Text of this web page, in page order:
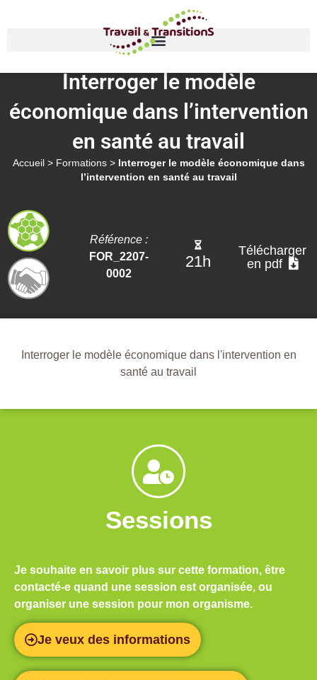
Interroger le modèle
économique dans l’intervention
en santé au travail
Accueil > Formations> Interroger le modèle économique dans
l’intervention en santé au travail
Référence :
FOR_2207-
0002
21h
Télécharger
en pdf
Interroger le modèle économique dans l'intervention en
santé au travail
Sessions
Je souhaite en savoir plus sur cette formation, être
contacté-e quand une session est organisée, ou
organiser une session pour mon organisme.
Je veux des informations